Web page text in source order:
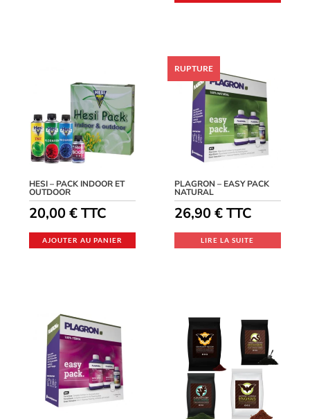
HESI – PACK INDOOR ET
OUTDOOR
20,00€ TTC
AJOUTER AU PANIER
PLAGRON – EASY PACK
NATURAL
26,90€TTC
LIRE LA SUITE